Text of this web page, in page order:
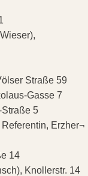
Straße 59
Gasse 7
Straße 5
Erzher¬
14
Knollerstr. 14